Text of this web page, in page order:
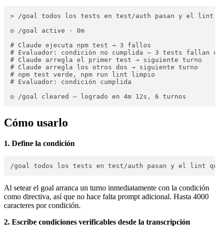
> /goal todos los tests en test/auth pasan y el lint
◎ /goal active · 0m
# Claude ejecuta npm test → 3 fallos
# Evaluador: condición no cumplida — 3 tests fallan
# Claude arregla el primer test → siguiente turno
# Claude arregla los otros dos → siguiente turno
# npm test verde, npm run lint limpio
# Evaluador: condición cumplida
Cómo usarlo
1. Define la condición
Al setear el goal arranca un turno inmediatamente con la condición
como directiva, así que no hace falta prompt adicional. Hasta 4000
caracteres por condición.
2. Escribe condiciones verificables desde la transcripción